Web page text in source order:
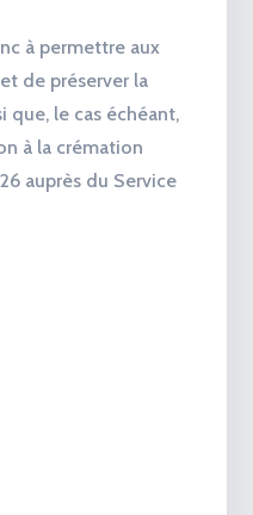
à permettre aux
de préserver la
que, le cas échéant,
à la crémation
auprès du Service